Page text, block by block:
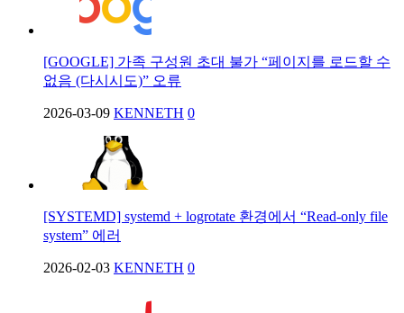
[GOOGLE] 가족 구성원 초대 불가 “페이지를 로드할 수
없음 (다시시도)” 오류
2026-03-09 KENNETH 0
[SYSTEMD] systemd + logrotate 환경에서 “Read-only file
system” 에러
2026-02-03 KENNETH 0